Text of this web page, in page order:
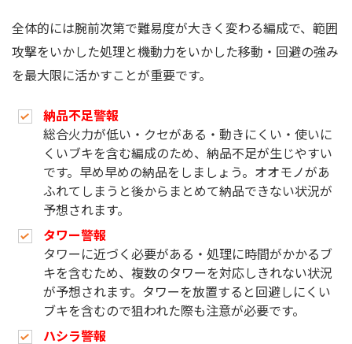
全体的には腕前次第で難易度が大きく変わる編成で、範囲
攻撃をいかした処理と機動力をいかした移動・回避の強み
を最大限に活かすことが重要です。
納品不足警報
総合火力が低い・クセがある・動きにくい・使いに
くいブキを含む編成のため、納品不足が生じやすい
です。早め早めの納品をしましょう。オオモノがあ
ふれてしまうと後からまとめて納品できない状況が
予想されます。
タワー警報
タワーに近づく必要がある・処理に時間がかかるブ
キを含むため、複数のタワーを対応しきれない状況
が予想されます。タワーを放置すると回避しにくい
ブキを含むので狙われた際も注意が必要です。
ハシラ警報